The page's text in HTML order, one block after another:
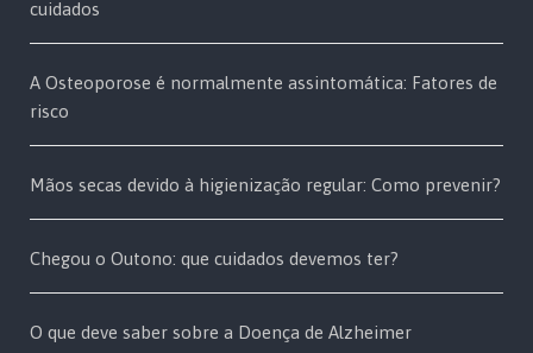
cuidados
A Osteoporose é normalmente assintomática: Fatores de
risco
Mãos secas devido à higienização regular: Como prevenir?
Chegou o Outono: que cuidados devemos ter?
O que deve saber sobre a Doença de Alzheimer